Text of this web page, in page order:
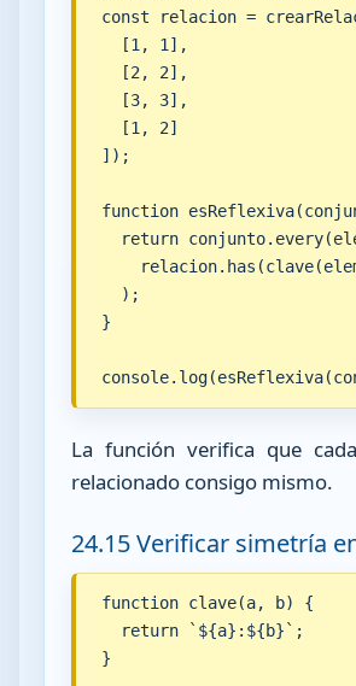
const relacion =
  [1, 1],
  [2, 2],
  [3, 3],
  [1, 2]
]);
function
return
  );
}
La función verifica que
relacionado consigo mismo.
24.15 Verificar simetría
function clave(a, b) {
  return `${a}:${b}`;
}